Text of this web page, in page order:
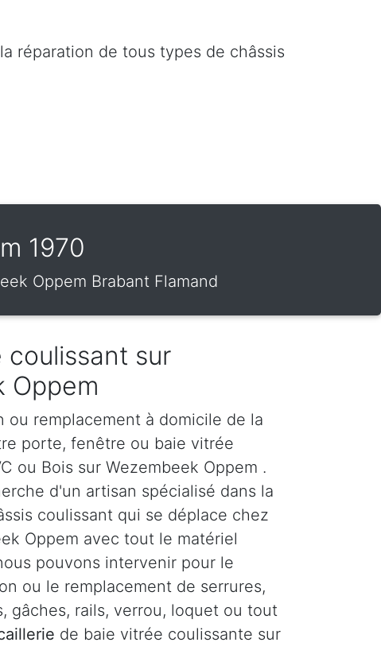
réparation de tous types de châssis
1970
Oppem Brabant Flamand
coulissant sur
Oppem
ou remplacement à domicile de la
porte, fenêtre ou baie vitrée
ou Bois sur Wezembeek Oppem .
d'un artisan spécialisé dans la
coulissant qui se déplace chez
Oppem avec tout le matériel
pouvons intervenir pour le
ou le remplacement de serrures,
gâches, rails, verrou, loquet ou tout
de baie vitrée coulissante sur